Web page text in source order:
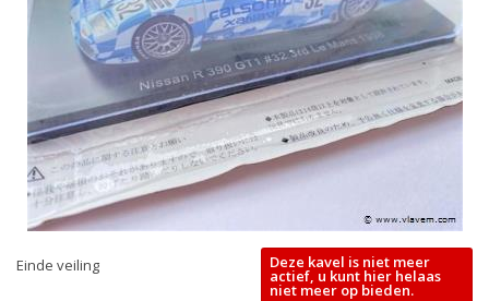
Einde veiling Deze kavel is niet meer
actief, u kunt hier helaas
niet meer op bieden.